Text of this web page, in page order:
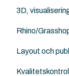
Punktmoln
RFA
Archicad
NordicTools
Archicad
3D,
Archicad
Rhino/
Rhino -
Layout och
Archicad